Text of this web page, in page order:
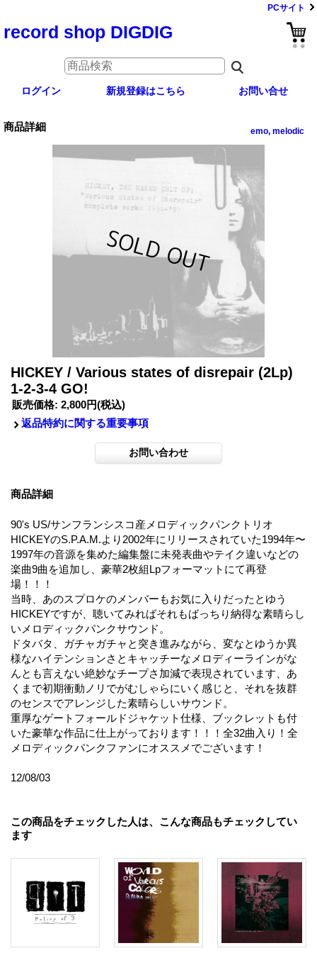
PCサイト
record shop DIGDIG
ログイン 新規登録はこちら お問い合せ
商品詳細 emo, melodic
HICKEY / Various states of disrepair (2Lp)
1-2-3-4 GO!
販売価格: 2,800円(税込)
返品特約に関する重要事項
商品詳細
90's US/サンフランシスコ産メロディックパンクトリオ
HICKEYのS.P.A.M.より2002年にリリースされていた1994年〜
1997年の音源を集めた編集盤に未発表曲やテイク違いなどの
楽曲9曲を追加し、豪華2枚組Lpフォーマットにて再登
場！！！
当時、あのスプロケのメンバーもお気に入りだったとゆう
HICKEYですが、聴いてみればそれもばっちり納得な素晴らし
いメロディックパンクサウンド。
ドタバタ、ガチャガチャと突き進みながら、変なとゆうか異
様なハイテンションさとキャッチーなメロディーラインがな
んとも言えない絶妙なチープさ加減で表現されています、あ
くまで初期衝動ノリでがむしゃらにいく感じと、それを抜群
のセンスでアレンジした素晴らしいサウンド。
重厚なゲートフォールドジャケット仕様、ブックレットも付
いた豪華な作品に仕上がっております！！！全32曲入り！全
メロディックパンクファンにオススメでございます！
12/08/03
この商品をチェックした人は、こんな商品もチェックしてい
ます